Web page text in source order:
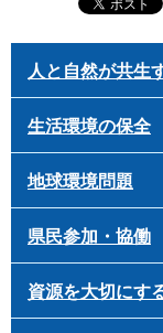
人と自然が共生
生活環境の保全
地球環境問題
県民参加・協働
資源を大切にす